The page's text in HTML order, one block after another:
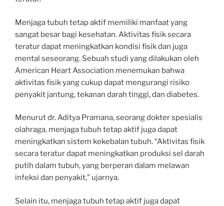
Menjaga tubuh tetap aktif memiliki manfaat yang
sangat besar bagi kesehatan. Aktivitas fisik secara
teratur dapat meningkatkan kondisi fisik dan juga
mental seseorang. Sebuah studi yang dilakukan oleh
American Heart Association menemukan bahwa
aktivitas fisik yang cukup dapat mengurangi risiko
penyakit jantung, tekanan darah tinggi, dan diabetes.
Menurut dr. Aditya Pramana, seorang dokter spesialis
olahraga, menjaga tubuh tetap aktif juga dapat
meningkatkan sistem kekebalan tubuh. “Aktivitas fisik
secara teratur dapat meningkatkan produksi sel darah
putih dalam tubuh, yang berperan dalam melawan
infeksi dan penyakit,” ujarnya.
Selain itu, menjaga tubuh tetap aktif juga dapat